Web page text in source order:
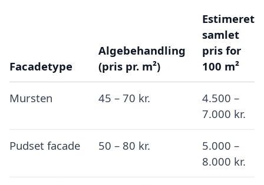
Facadetype
Algebehandling
(pris pr. m²)
Estimeret
samlet
pris for
100 m²
Mursten 45 – 70 kr.
4.500 –
7.000 kr.
Pudset facade 50 – 80 kr.
5.000 –
8.000 kr.